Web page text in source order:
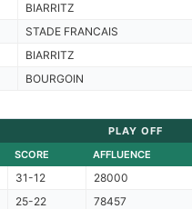
BIARRITZ
STADE FRANCAIS
BIARRITZ
BOURGOIN
PLAY OFF
SCORE AFFLUENCE
31-12 28000
25-22 78457